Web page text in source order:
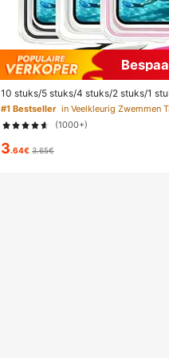
10 stuks/5 stuks/4 stuks/2 stuks/1
as, Waterdichte telefoonhoes voor
dichte telefoonhoes voor op het
peeruitrusting,
#1 Bestseller in Veelkleurig Zwemmen
(1000+)
3.64€ 3.65€